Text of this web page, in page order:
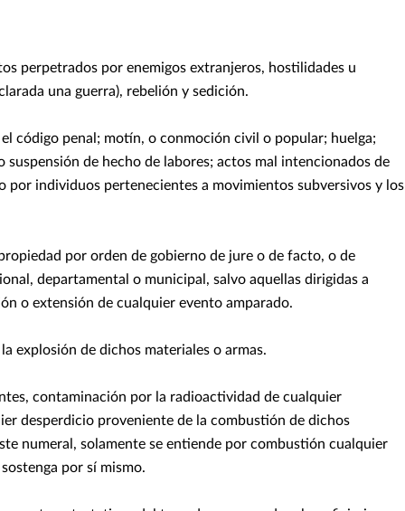
perpetrados por enemigos extranjeros, hostilidades u
una guerra), rebelión y sedición.
código penal; motín, o conmoción civil o popular; huelga;
de hecho de labores; actos mal intencionados de
por individuos pertenecientes a movimientos subversivos y los
por orden de gobierno de jure o de facto, o de
departamental o municipal, salvo aquellas dirigidas a
o extensión de cualquier evento amparado.
explosión de dichos materiales o armas.
contaminación por la radioactividad de cualquier
desperdicio proveniente de la combustión de dichos
numeral, solamente se entiende por combustión cualquier
por sí mismo.